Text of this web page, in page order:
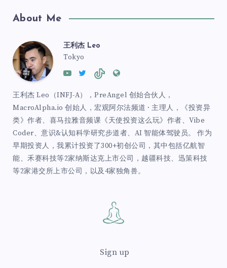
About Me
王利杰 Leo
Tokyo
王利杰 Leo（INFJ-A），PreAngel 创始合伙人，
MacroAlpha.io 创始人，宏观阿尔法频道 · 主理人，《投资异
类》作者、喜马拉雅音频课《天使投资这么玩》作者、Vibe
Coder、意识&认知科学研究步道者、AI 智能体驾驶员。 作为
早期投资人，我累计投资了300+初创公司，其中包括亿航智
能、禾赛科技等2家纳斯达克上市公司，越疆科技、迅策科技
等2家港交所上市公司，以及4家独角兽。
Sign up